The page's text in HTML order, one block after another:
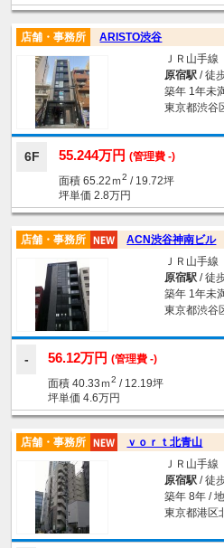
店舗・事務所
ARISTO渋谷
ＪＲ山手線
原宿駅/ 徒
築年 1年未
東京都渋谷
6F 55.244万円 (管理費 -)
面積 65.22ｍ2 / 19.72坪
坪単価 2.8万円
店舗・事務所
ACN渋谷神南ビル
ＪＲ山手線
原宿駅/ 徒
築年 1年未
東京都渋谷
56.12万円 (管理費 -)
面積 40.33ｍ2 / 12.19坪
坪単価 4.6万円
店舗・事務所
ｖｏｒｔ北青山
ＪＲ山手線
原宿駅/ 徒
築年 8年 /
東京都港区